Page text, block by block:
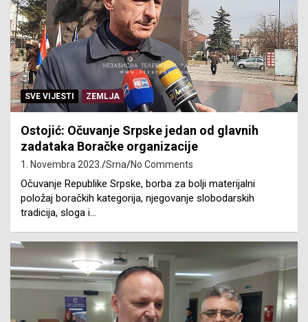
SVE VIJESTI ZEMLJA
Ostojić: Očuvanje Srpske jedan od glavnih
zadataka Boračke organizacije
1. Novembra 2023. Srna No Comments
Očuvanje Republike Srpske, borba za bolji materijalni
položaj boračkih kategorija, njegovanje slobodarskih
tradicija, sloga i…